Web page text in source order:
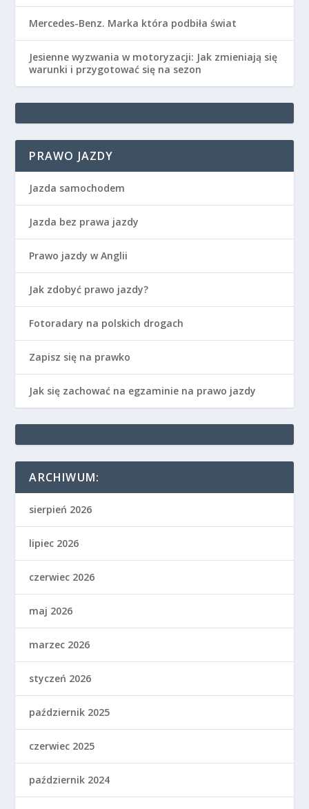
Mercedes-Benz. Marka która podbiła świat
Jesienne wyzwania w motoryzacji: Jak zmieniają się
warunki i przygotować się na sezon
PRAWO JAZDY
Jazda samochodem
Jazda bez prawa jazdy
Prawo jazdy w Anglii
Jak zdobyć prawo jazdy?
Fotoradary na polskich drogach
Zapisz się na prawko
Jak się zachować na egzaminie na prawo jazdy
ARCHIWUM:
sierpień 2026
lipiec 2026
czerwiec 2026
maj 2026
marzec 2026
styczeń 2026
październik 2025
czerwiec 2025
październik 2024